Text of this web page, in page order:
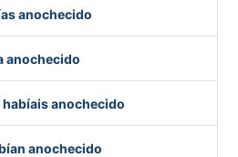
anochecido
anochecido
habíais anochecido
anochecido